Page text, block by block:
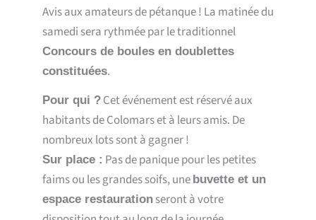
Avis aux amateurs de pétanque ! La matinée du
samedi sera rythmée par le traditionnel
Concours de boules en doublettes
constituées.
Pour qui ? Cet événement est réservé aux
habitants de Colomars et à leurs amis. De
nombreux lots sont à gagner !
Sur place : Pas de panique pour les petites
faims ou les grandes soifs, une buvette et un
espace restauration seront à votre